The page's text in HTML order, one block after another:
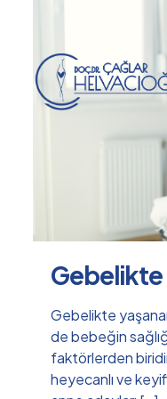
Gebelikte
Gebelikte
de bebeğin
faktörlerden
heyecanlı ve